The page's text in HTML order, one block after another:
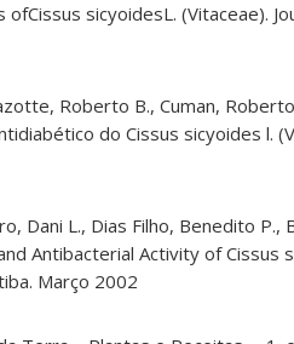
ofCissus sicyoidesL. (Vitaceae).
Roberto B., Cuman,
do Cissus sicyoides l.
Dani L., Dias Filho, Benedito
Antibacterial Activity of Cissus
Março 2002